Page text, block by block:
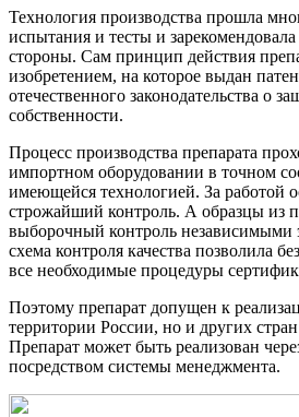
Технология производства прошла
испытания и тесты и
стороны. Сам принцип действия
изобретением, на которое выдан
отечественного законодательства о
собственности.
Процесс производства препарата
импортном оборудовании в точном
имеющейся технологией. За работой
строжайший контроль. А образцы из
выборочный контроль независимыми
схема контроля качества позволила
все необходимые процедуры
Поэтому препарат допущен к
территории России, но и других
Препарат может быть реализован
посредством системы менеджмента.